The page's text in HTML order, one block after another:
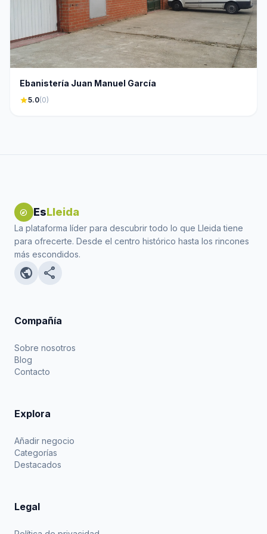
Ebanistería Juan Manuel García
star5.0(0)
explore EsLleida
La plataforma líder para descubrir todo lo que Lleida tiene
para ofrecerte. Desde el centro histórico hasta los rincones
más escondidos.
public share
Compañía
Sobre nosotros
Blog
Contacto
Explora
Añadir negocio
Categorías
Destacados
Legal